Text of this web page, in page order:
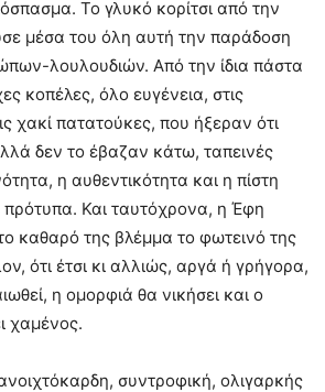
Το γλυκό κορίτσι από την
μέσα του όλη αυτή την παράδοση
λουλουδιών. Από την ίδια πάστα
κοπέλες, όλο ευγένεια, στις
χακί πατατούκες, που ήξεραν ότι
δεν το έβαζαν κάτω, ταπεινές
η αυθεντικότητα και η πίστη
πρότυπα. Και ταυτόχρονα, η Έφη
καθαρό της βλέμμα το φωτεινό της
ότι έτσι κι αλλιώς, αργά ή γρήγορα,
η ομορφιά θα νικήσει και ο
χαμένος.
συντροφική, ολιγαρκής